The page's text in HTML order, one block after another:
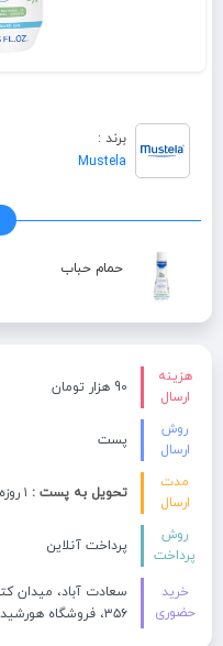
برند :
Mustela
حمام حباب
هزینه
ارسال
90 هزار تومان
روش
ارسال
پست
مدت
ارسال
تحویل به پست :
روش
پرداخت
پرداخت آنلاین
خرید
حضوری
۳۵۶، فروشگاه هورشید